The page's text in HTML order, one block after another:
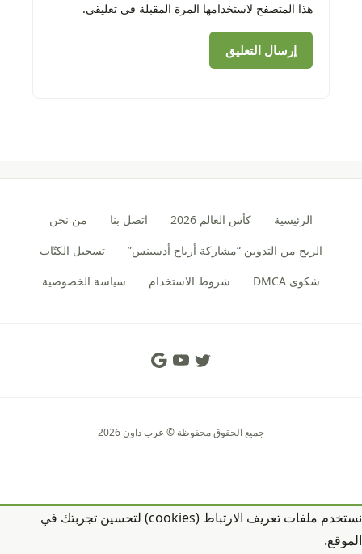
هذا المتصفح لاستخدامها المرة المقبلة في تعليقي.
الرئيسية كأس العالم 2026 اتصل بنا
من نحن
الربح من التدوين “مشاركة أرباح أدسينس”
تسجيل الكتّاب
شكوى DMCA
شروط الاستخدام سياسة الخصوصية
Social Links
جميع الحقوق محفوظة © عرب داون 2026
نستخدم ملفات تعريف الارتباط (cookies) لتحسين تجربتك في
الموقع.